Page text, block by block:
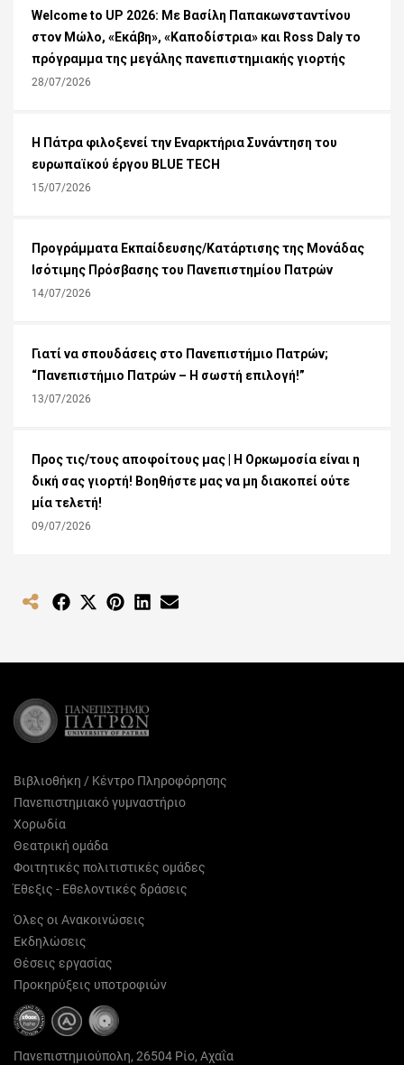
Welcome to UP 2026: Με Βασίλη Παπακωνσταντίνου
στον Μώλο, «Εκάβη», «Καποδίστρια» και Ross Daly το
πρόγραμμα της μεγάλης πανεπιστημιακής γιορτής
28/07/2026
Η Πάτρα φιλοξενεί την Εναρκτήρια Συνάντηση του
ευρωπαϊκού έργου BLUE TECH
15/07/2026
Προγράμματα Εκπαίδευσης/Κατάρτισης της Μονάδας
Ισότιμης Πρόσβασης του Πανεπιστημίου Πατρών
14/07/2026
Γιατί να σπουδάσεις στο Πανεπιστήμιο Πατρών;
“Πανεπιστήμιο Πατρών – Η σωστή επιλογή!”
13/07/2026
Προς τις/τους αποφοίτους μας | Η Ορκωμοσία είναι η
δική σας γιορτή! Βοηθήστε μας να μη διακοπεί ούτε
μία τελετή!
09/07/2026
Share Share
(Twitter)
Share Share
Βιβλιοθήκη / Κέντρο Πληροφόρησης
Πανεπιστημιακό γυμναστήριο
Χορωδία
Θεατρική ομάδα
Φοιτητικές πολιτιστικές ομάδες
Έθεξις - Εθελοντικές δράσεις
Όλες οι Ανακοινώσεις
Εκδηλώσεις
Θέσεις εργασίας
Προκηρύξεις υποτροφιών
Πανεπιστημιούπολη, 26504 Ρίο, Αχαΐα